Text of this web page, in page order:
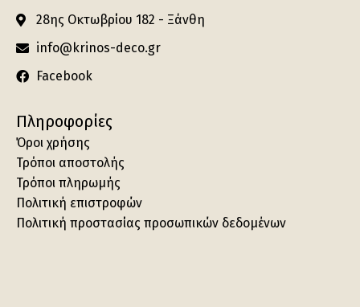
28ης Οκτωβρίου 182 - Ξάνθη
info@krinos-deco.gr
Facebook
Πληροφορίες
Όροι χρήσης
Τρόποι αποστολής
Τρόποι πληρωμής
Πολιτική επιστροφών
Πολιτική προστασίας προσωπικών δεδομένων